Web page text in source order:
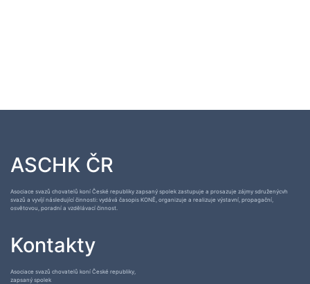
ASCHK ČR
Asociace svazů chovatelů koní České republiky zapsaný spolek zastupuje a prosazuje zájmy sdruženýcvh
svazů a vyvíjí následující činnosti: vydává časopis KONĚ, organizuje a realizuje výstavní, propagační,
osvětovou, poradní a vzdělávací činnost.
Kontakty
Asociace svazů chovatelů koní České republiky,
zapsaný spolek